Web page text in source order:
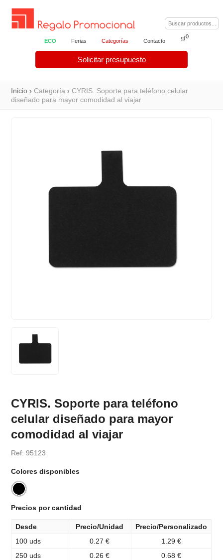
ECO Ferias Categorías Contacto
Solicitar presupuesto
🛒0
Inicio ›Categoría ›CYRIS. Soporte para teléfono celular
diseñado para mayor comodidad al viajar
CYRIS. Soporte para teléfono
celular diseñado para mayor
comodidad al viajar
Ref: 95123
Colores disponibles
Precios por cantidad
Desde Precio/Unidad
Precio/Personalizado
100 uds
0.27 €
1.29 €
250 uds
0.26 €
0.68 €